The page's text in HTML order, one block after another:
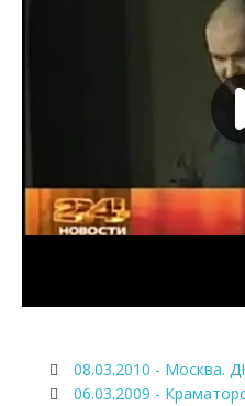
08.03.2010 - Москва.
06.03.2009 -